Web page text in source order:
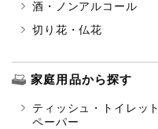
酒・ノンアルコール
切り花・仏花
家庭用品から探す
ティッシュ・トイレット
ペーパー